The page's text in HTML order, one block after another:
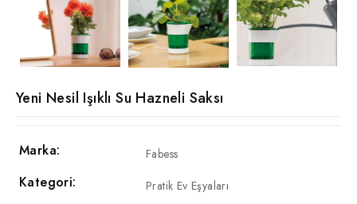
Yeni Nesil Işıklı Su Hazneli Saksı
Marka: Fabess
Kategori: Pratik Ev Eşyaları